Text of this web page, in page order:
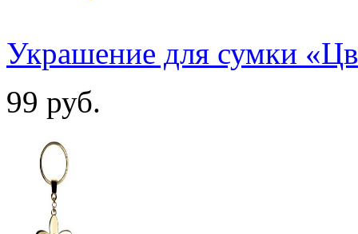
Украшение для сумки
99 руб.